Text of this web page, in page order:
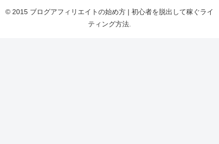
© 2015 ブログアフィリエイトの始め方 | 初心者を脱出して稼ぐライ
ティング方法.